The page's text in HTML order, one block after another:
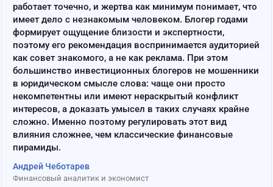
работает точечно, и жертва как минимум понимает, что
имеет дело с незнакомым человеком. Блогер годами
формирует ощущение близости и экспертности,
поэтому его рекомендация воспринимается аудиторией
как совет знакомого, а не как реклама. При этом
большинство инвестиционных блогеров не мошенники
в юридическом смысле слова: чаще они просто
некомпетентны или имеют нераскрытый конфликт
интересов, а доказать умысел в таких случаях крайне
сложно. Именно поэтому регулировать этот вид
влияния сложнее, чем классические финансовые
пирамиды.
Андрей Чеботарев
Финансовый аналитик и экономист